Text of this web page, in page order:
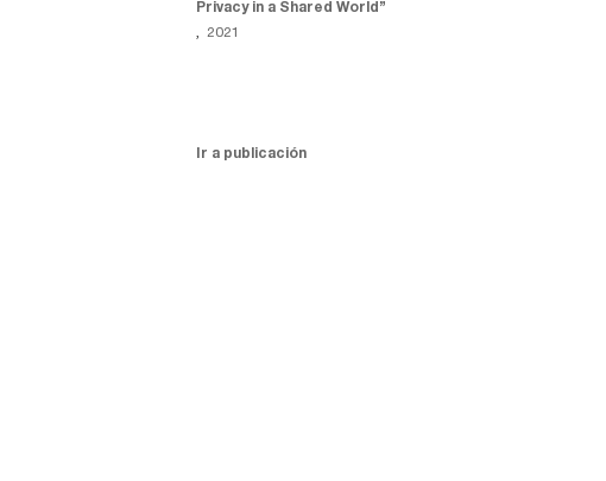
Privacy in a Shared World”
2021
Ir a publicación